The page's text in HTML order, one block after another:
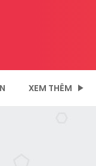
XEM THÊM